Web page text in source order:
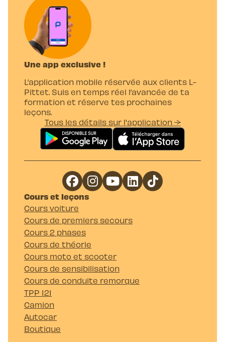
Une app exclusive !
L’application mobile réservée aux clients L-
Pittet. Suis en temps réel l’avancée de ta
formation et réserve tes prochaines
leçons.
Tous les détails sur l'application →
Cours et leçons
Cours voiture
Cours de premiers secours
Cours 2 phases
Cours de théorie
Cours moto et scooter
Cours de sensibilisation
Cours de conduite remorque
TPP 121
Camion
Autocar
Boutique